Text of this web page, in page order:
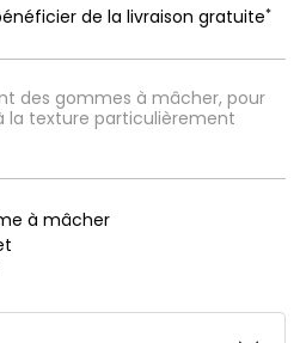
des gommes à mâcher, pour
la texture particulièrement
de la livraison gratuite*
à mâcher